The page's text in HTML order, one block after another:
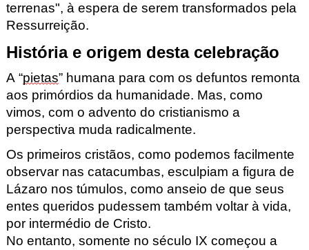
terrenas", à espera de serem transformados pela
Ressurreição.
História e origem desta celebração
A “pietas” humana para com os defuntos remonta
aos primórdios da humanidade. Mas, como
vimos, com o advento do cristianismo a
perspectiva muda radicalmente.
Os primeiros cristãos, como podemos facilmente
observar nas catacumbas, esculpiam a figura de
Lázaro nos túmulos, como anseio de que seus
entes queridos pudessem também voltar à vida,
por intermédio de Cristo.
No entanto, somente no século IX começou a